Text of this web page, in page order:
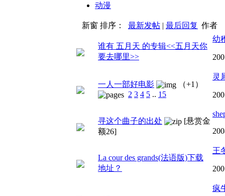
动漫
新窗 排序： 最新发帖 | 最后回复 作者
谁有 五月天 的专辑<<五月天你
要去哪里>>
幼
一人一部好电影
（+1）
2 3 4 5 .. 15
灵
寻这个曲子的出处
[悬赏金
额26]
La cour des grands(法语版)下载
地址？
王
疯